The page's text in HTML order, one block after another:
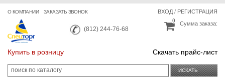
О КОМПАНИИ ЗАКАЗАТЬ ЗВОНОК
(812) 244-76-68
ВХОД/ РЕГИСТРАЦИЯ
Сумма заказа:
0
Купить в розницу Скачать прайс-лист
ИСКАТЬ